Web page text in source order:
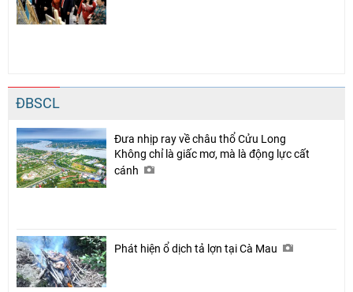
ĐBSCL
Đưa nhịp ray về châu thổ Cửu Long
Không chỉ là giấc mơ, mà là động lực cất
cánh
Phát hiện ổ dịch tả lợn tại Cà Mau